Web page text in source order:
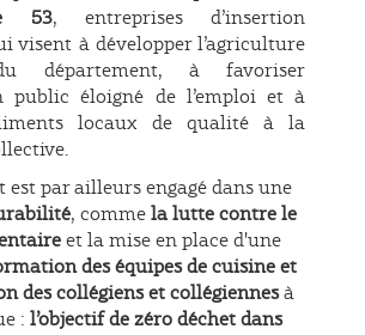
53, entreprises d’insertion
visent à développer l’agriculture
département, à favoriser
public éloigné de l’emploi et à
locaux de qualité à la
est par ailleurs engagé dans une
, commela lutte contre le
et la mise en place d'une
des équipes de cuisine et
des collégiens et collégiennesà
: l’objectif de zéro déchet dans